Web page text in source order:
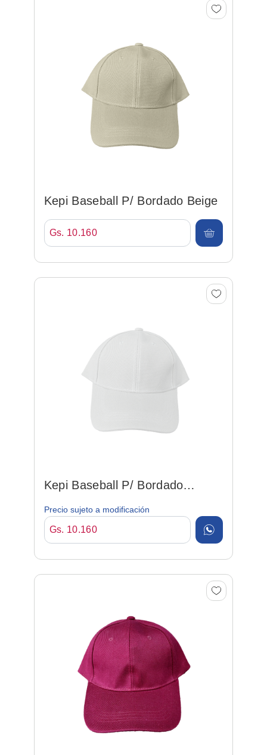
Kepi Baseball P/ Bordado Beige
Gs. 10.160
Kepi Baseball P/ Bordado
Precio sujeto a modificación
Gs. 10.160